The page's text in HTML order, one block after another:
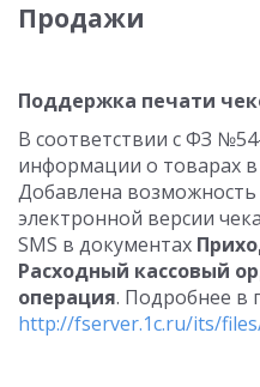
Продажи
Поддержка печати
В соответствии с ФЗ
информации о товарах
Добавлена возможность
электронной версии
SMS в документах
Расходный кассовый
операция. Подробнее в
http://fserver.1c.ru/its/